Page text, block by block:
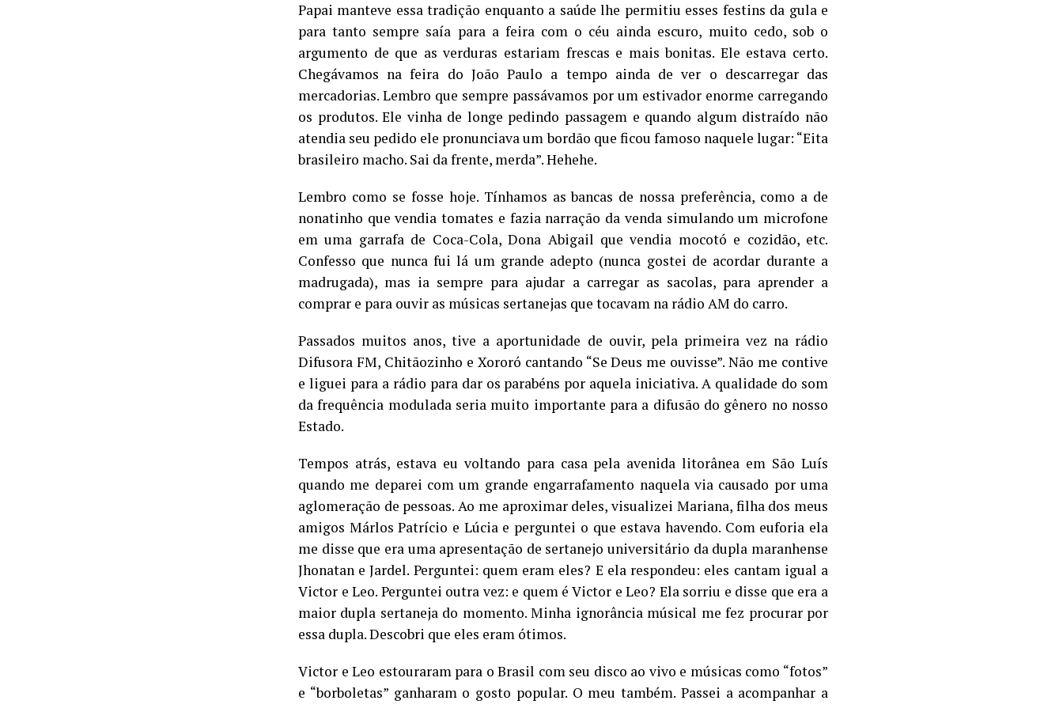
Papai manteve essa tradição enquanto a saúde lhe permitiu esses festins da gula e
para tanto sempre saía para a feira com o céu ainda escuro, muito cedo, sob o
argumento de que as verduras estariam frescas e mais bonitas. Ele estava certo.
Chegávamos na feira do João Paulo a tempo ainda de ver o descarregar das
mercadorias. Lembro que sempre passávamos por um estivador enorme carregando
os produtos. Ele vinha de longe pedindo passagem e quando algum distraído não
atendia seu pedido ele pronunciava um bordão que ficou famoso naquele lugar: “Eita
brasileiro macho. Sai da frente, merda”. Hehehe.
Lembro como se fosse hoje. Tínhamos as bancas de nossa preferência, como a de
nonatinho que vendia tomates e fazia narração da venda simulando um microfone
em uma garrafa de Coca-Cola, Dona Abigail que vendia mocotó e cozidão, etc.
Confesso que nunca fui lá um grande adepto (nunca gostei de acordar durante a
madrugada), mas ia sempre para ajudar a carregar as sacolas, para aprender a
comprar e para ouvir as músicas sertanejas que tocavam na rádio AM do carro.
Passados muitos anos, tive a aportunidade de ouvir, pela primeira vez na rádio
Difusora FM, Chitãozinho e Xororó cantando “Se Deus me ouvisse”. Não me contive
e liguei para a rádio para dar os parabéns por aquela iniciativa. A qualidade do som
da frequência modulada seria muito importante para a difusão do gênero no nosso
Estado.
Tempos atrás, estava eu voltando para casa pela avenida litorânea em São Luís
quando me deparei com um grande engarrafamento naquela via causado por uma
aglomeração de pessoas. Ao me aproximar deles, visualizei Mariana, filha dos meus
amigos Márlos Patrício e Lúcia e perguntei o que estava havendo. Com euforia ela
me disse que era uma apresentação de sertanejo universitário da dupla maranhense
Jhonatan e Jardel. Perguntei: quem eram eles? E ela respondeu: eles cantam igual a
Victor e Leo. Perguntei outra vez: e quem é Victor e Leo? Ela sorriu e disse que era a
maior dupla sertaneja do momento. Minha ignorância músical me fez procurar por
essa dupla. Descobri que eles eram ótimos.
Victor e Leo estouraram para o Brasil com seu disco ao vivo e músicas como “fotos”
e “borboletas” ganharam o gosto popular. O meu também. Passei a acompanhar a